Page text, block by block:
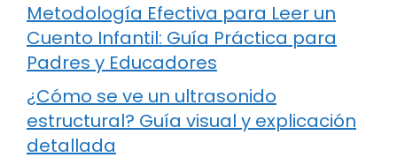
Metodología Efectiva para Leer un
Cuento Infantil: Guía Práctica para
Padres y Educadores
¿Cómo se ve un ultrasonido
estructural? Guía visual y explicación
detallada